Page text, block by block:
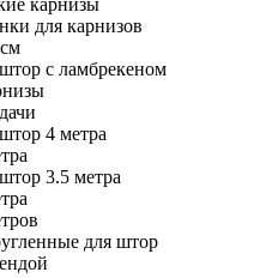
карнизы
для карнизов
с ламбрекеном
4 метра
3.5 метра
для штор